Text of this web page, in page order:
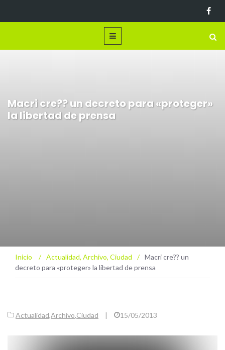
Macri cre?? un decreto para «proteger»
la libertad de prensa
Inicio / Actualidad, Archivo, Ciudad / Macri cre?? un
decreto para «proteger» la libertad de prensa
Actualidad,Archivo,Ciudad | 15/05/2013